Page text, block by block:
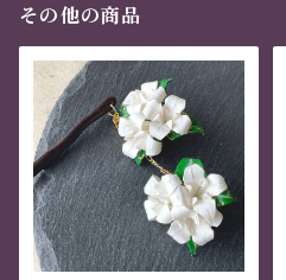
その他の商品